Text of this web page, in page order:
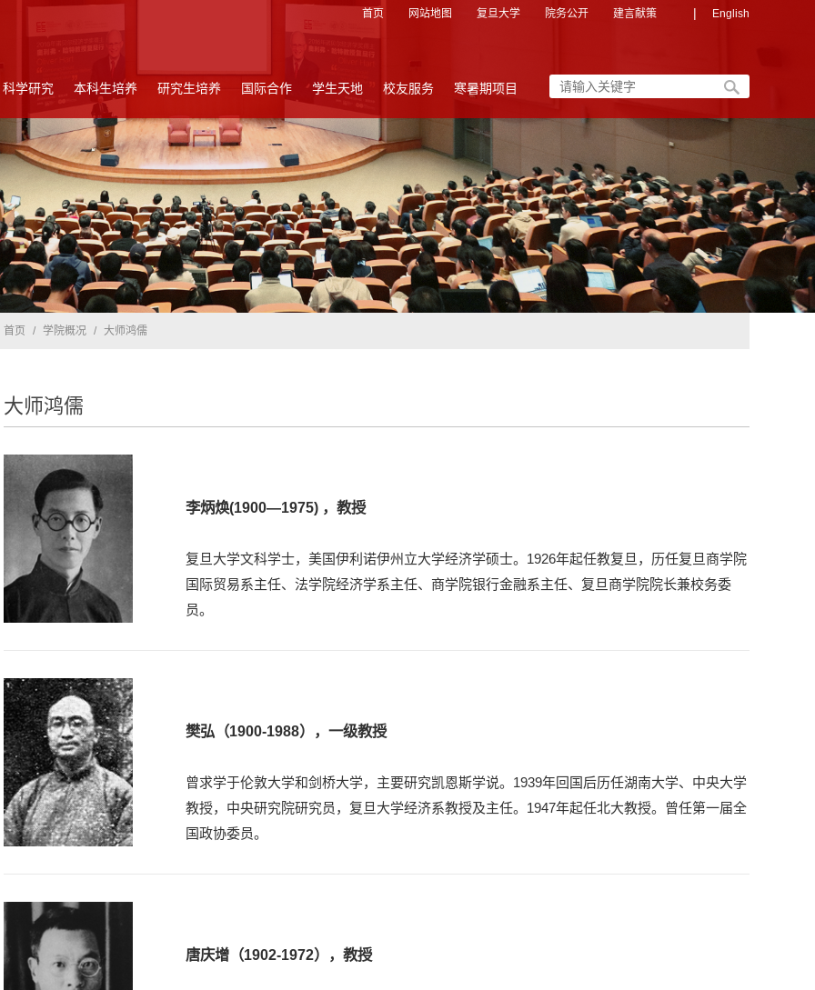
首页 网站地图 复旦大学 院务公开 建言献策 | English
科学研究 本科生培养 研究生培养 国际合作 学生天地 校友服务 寒暑期项目
首页 / 学院概况 / 大师鸿儒
大师鸿儒
李炳焕(1900—1975) ，教授
复旦大学文科学士，美国伊利诺伊州立大学经济学硕士。1926年起任教复旦，历任复旦商学院
国际贸易系主任、法学院经济学系主任、商学院银行金融系主任、复旦商学院院长兼校务委
员。
樊弘（1900-1988），一级教授
曾求学于伦敦大学和剑桥大学，主要研究凯恩斯学说。1939年回国后历任湖南大学、中央大学
教授，中央研究院研究员，复旦大学经济系教授及主任。1947年起任北大教授。曾任第一届全
国政协委员。
唐庆增（1902-1972），教授